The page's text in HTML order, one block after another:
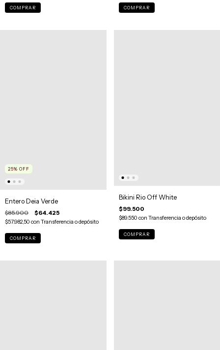
COMPRAR COMPRAR
25% OFF
Entero Deia Verde
$85.900 $64.425
$57.982,50 con Transferencia o depósito
COMPRAR
Bikini Rio Off White
$99.500
$89.550 con Transferencia o depósito
COMPRAR